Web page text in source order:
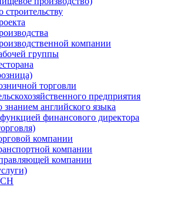
строительству
компании
группы
торговли
предприятия
знанием английского языка
финансового директора
компании
компании
компании